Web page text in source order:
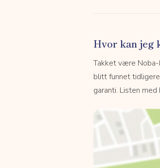
Hvor kan jeg
Takket være Noba-
blitt funnet
garanti. Listen